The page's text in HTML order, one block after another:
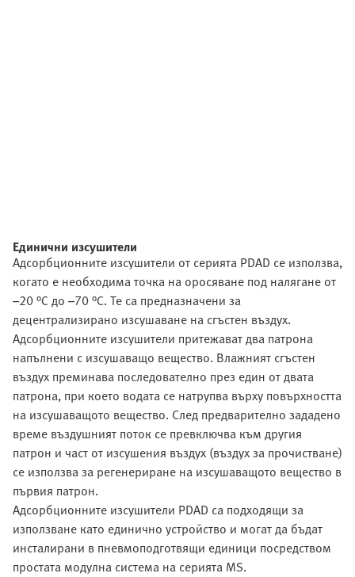
Единични изсушители
Адсорбционните изсушители от серията PDAD се използва,
когато е необходима точка на оросяване под налягане от
–20 °C до –70 °C. Те са предназначени за
децентрализирано изсушаване на сгъстен въздух.
Адсорбционните изсушители притежават два патрона
напълнени с изсушаващо вещество. Влажният сгъстен
въздух преминава последователно през един от двата
патрона, при което водата се натрупва върху повърхността
на изсушаващото вещество. След предварително зададено
време въздушният поток се превключва към другия
патрон и част от изсушения въздух (въздух за прочистване)
се използва за регенериране на изсушаващото вещество в
първия патрон.
Адсорбционните изсушители PDAD са подходящи за
използване като единично устройство и могат да бъдат
инсталирани в пневмоподготвящи единици посредством
простата модулна система на серията MS.